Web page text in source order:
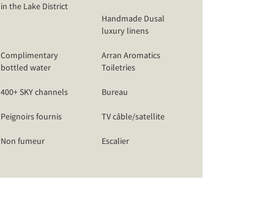
in the Lake District
Handmade Dusal
luxury linens
Complimentary
bottled water
Arran Aromatics
Toiletries
400+ SKY channels Bureau
Peignoirs fournis TV câble/satellite
Non fumeur Escalier